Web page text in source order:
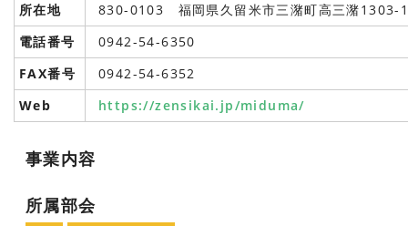
所在地
830-0103 福岡県久留米市三潴町高三潴1303-
電話番号
0942-54-6350
FAX番号
0942-54-6352
Web
https://zensikai.jp/miduma/
事業内容
所属部会